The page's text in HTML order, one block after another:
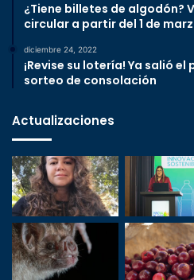
¿Tiene billetes de algodón?
circular a partir del 1 de
diciembre 24, 2022
¡Revise su lotería! Ya salió
sorteo de consolación
Actualizaciones